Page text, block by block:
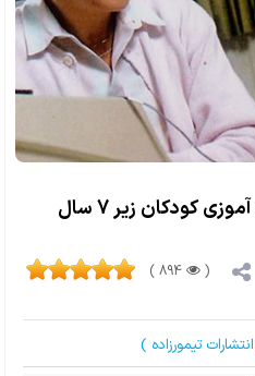
توان بخشی شنوایی و زبان آموزی کودکان زیر 7 سال
(
894 )
تیمورزاده )